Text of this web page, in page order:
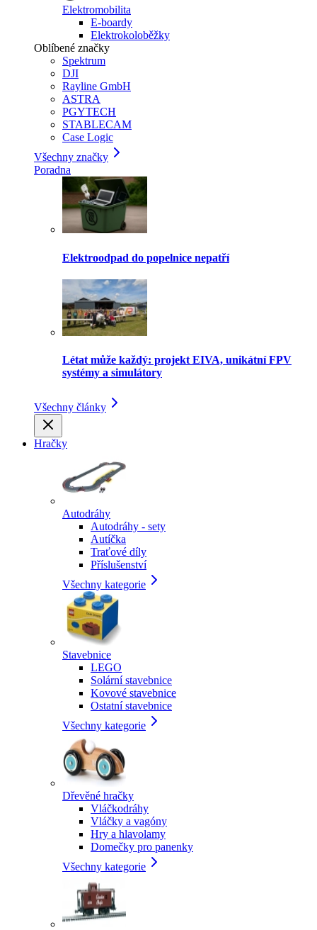
Elektromobilita
E-boardy
Elektrokoloběžky
Oblíbené značky
Spektrum
DJI
Rayline GmbH
ASTRA
PGYTECH
STABLECAM
Case Logic
Všechny značky
Poradna
Elektroodpad do popelnice nepatří
Létat může každý: projekt EIVA, unikátní FPV
systémy a simulátory
Všechny články
Hračky
Autodráhy
Autodráhy - sety
Autíčka
Traťové díly
Příslušenství
Všechny kategorie
Stavebnice
LEGO
Solární stavebnice
Kovové stavebnice
Ostatní stavebnice
Všechny kategorie
Dřevěné hračky
Vláčkodráhy
Vláčky a vagóny
Hry a hlavolamy
Domečky pro panenky
Všechny kategorie